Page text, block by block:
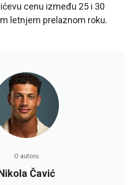
cenu između 25 i 30
letnjem prelaznom roku.
O autoru
Čavić